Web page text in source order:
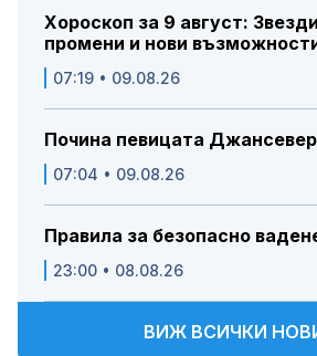
Хороскоп за 9 август:
промени и нови
07:19 • 09.08.26
Почина певицата
07:04 • 09.08.26
Правила за безопасно
23:00 • 08.08.26
ВИЖ ВСИЧКИ